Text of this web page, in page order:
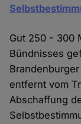
Gut 250 - 300
Bündnisses
entfernt vom
Abschaffung